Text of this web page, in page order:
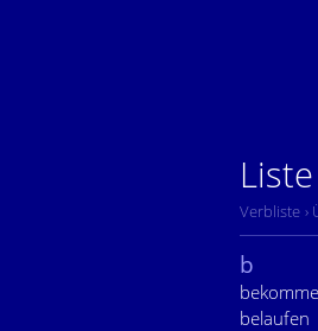
Verbliste ›
b
belaufen